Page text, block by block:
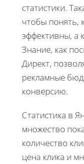
статистики.
чтобы понять,
эффективны, а
Знание, как
Директ,
рекламные
конверсию.
Статистика в
множество
количество
цена клика и